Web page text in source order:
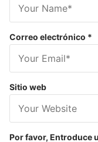
Correo electrónico *
Sitio web
Por favor, Entroduce